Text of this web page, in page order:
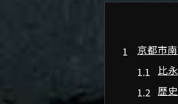
京都市
比
歴